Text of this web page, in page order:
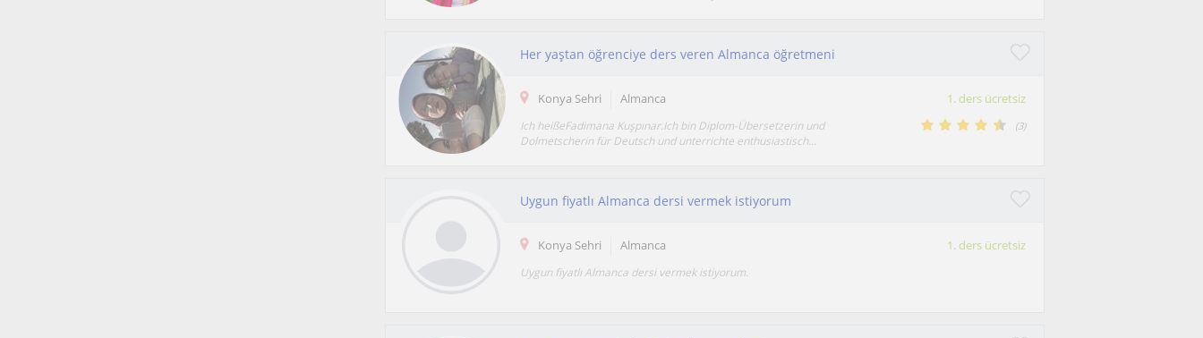
Her yaştan öğrenciye ders veren Almanca öğretmeni
Konya Sehri Almanca 1. ders ücretsiz
Ich heißeFadimana Kuşpınar.Ich bin Diplom-Übersetzerin und
Dolmetscherin für Deutsch und unterrichte enthusiastisch...
(3)
Uygun fiyatlı Almanca dersi vermek istiyorum
Konya Sehri Almanca 1. ders ücretsiz
Uygun fiyatlı Almanca dersi vermek istiyorum.